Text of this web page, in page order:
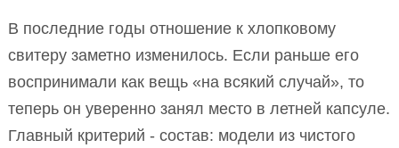
В последние годы отношение к хлопковому
свитеру заметно изменилось. Если раньше его
воспринимали как вещь «на всякий случай», то
теперь он уверенно занял место в летней капсуле.
Главный критерий - состав: модели из чистого